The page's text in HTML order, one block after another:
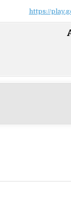
https://